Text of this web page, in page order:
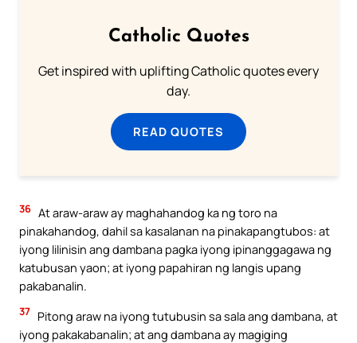
Catholic Quotes
Get inspired with uplifting Catholic quotes every
day.
READ QUOTES
36 At araw-araw ay maghahandog ka ng toro na
pinakahandog, dahil sa kasalanan na pinakapangtubos: at
iyong lilinisin ang dambana pagka iyong ipinanggagawa ng
katubusan yaon; at iyong papahiran ng langis upang
pakabanalin.
37 Pitong araw na iyong tutubusin sa sala ang dambana, at
iyong pakakabanalin; at ang dambana ay magiging